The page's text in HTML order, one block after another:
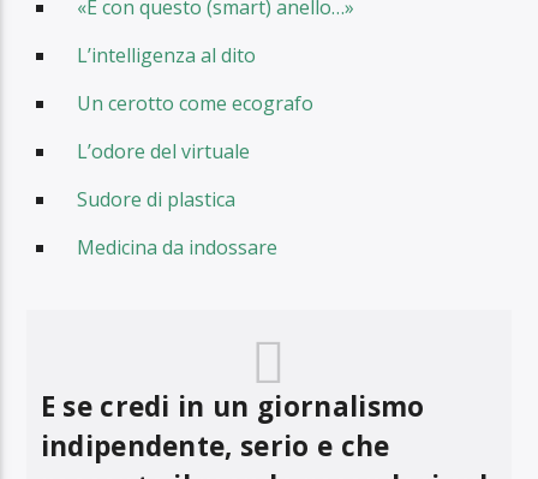
«E con questo (smart) anello…»
L’intelligenza al dito
Un cerotto come ecografo
L’odore del virtuale
Sudore di plastica
Medicina da indossare
E se credi in un giornalismo
indipendente, serio e che